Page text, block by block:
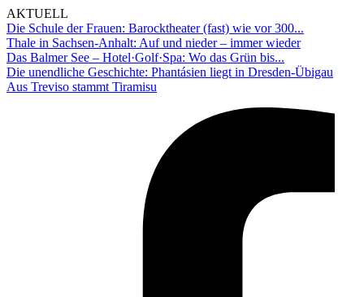
AKTUELL
Die Schule der Frauen: Barocktheater (fast) wie vor 300...
Thale in Sachsen-Anhalt: Auf und nieder – immer wieder
Das Balmer See – Hotel·Golf·Spa: Wo das Grün bis...
Die unendliche Geschichte: Phantásien liegt in Dresden-Übigau
Aus Treviso stammt Tiramisu